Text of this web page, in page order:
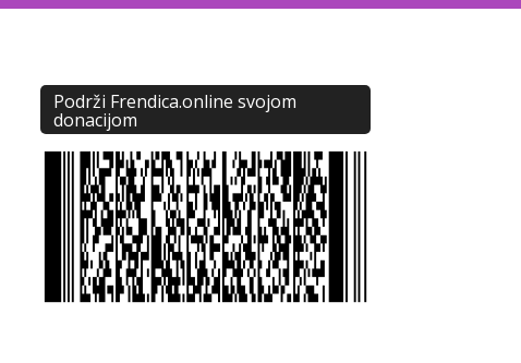
Podrži Frendica.online svojom
donacijom